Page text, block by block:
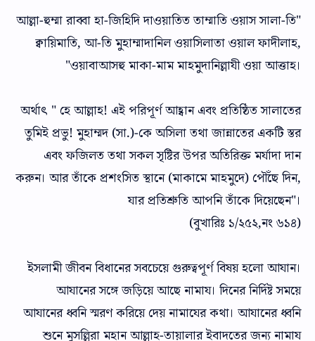
"আল্লা-হুম্মা রাব্বা হা-জিহিদি দাওয়াতিত তাম্মাতি ওয়াস সালা-তি
ক্বায়িমাতি, আ-তি মুহাম্মাদানিল ওয়াসিলাতা ওয়াল ফাদীলাহ,
ওয়াবাআসহু মাকা-মাম মাহমুদানিল্লাযী ওয়া আত্তাহ।"
অর্থাৎ " হে আল্লাহ! এই পরিপূর্ণ আহ্বান এবং প্রতিষ্ঠিত সালাতের
তুমিই প্রভু! মুহাম্মদ (সা.)-কে অসিলা তথা জান্নাতের একটি স্তর
এবং ফজিলত তথা সকল সৃষ্টির উপর অতিরিক্ত মর্যাদা দান
করুন। আর তাঁকে প্রশংসিত স্থানে (মাকামে মাহমুদে) পৌঁছে দিন,
যার প্রতিশ্রুতি আপনি তাঁকে দিয়েছেন"।
(বুখারিঃ ১/২৫২,নং ৬১৪)
ইসলামী জীবন বিধানের সবচেয়ে গুরুত্বপূর্ণ বিষয় হলো আযান।
আযানের সঙ্গে জড়িয়ে আছে নামায। দিনের নির্দিষ্ট সময়ে
আযানের ধ্বনি স্মরণ করিয়ে দেয় নামাযের কথা। আযানের ধ্বনি
শুনে মুসল্লিরা মহান আল্লাহ-তায়ালার ইবাদতের জন্য নামায